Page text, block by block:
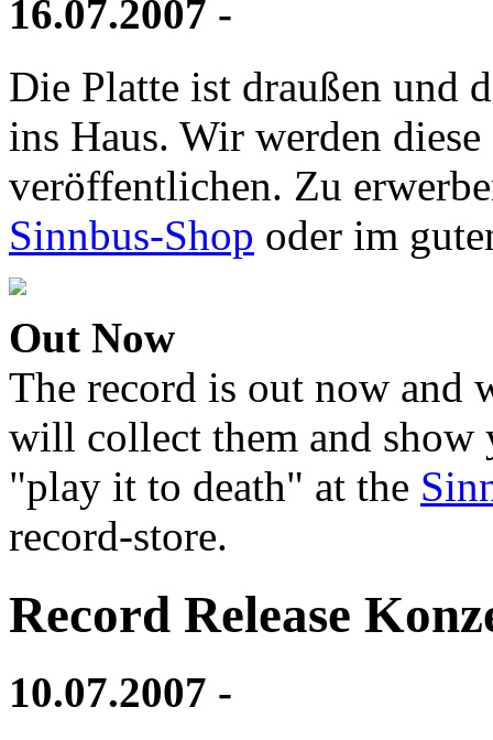
16.07.2007 -
Die Platte ist draußen und
ins Haus. Wir werden
veröffentlichen. Zu
Sinnbus-Shop oder im
Out Now
The record is out now and
will collect them and show
"play it to death" at the
record-store.
Record Release
10.07.2007 -